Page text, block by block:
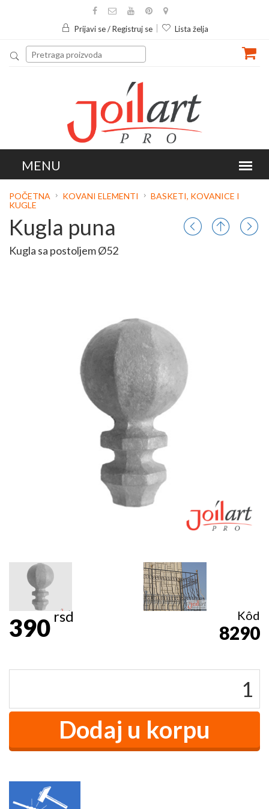
Prijavi se / Registruj se Lista želja
POČETNA KOVANI ELEMENTI
BASKETI, KOVANICE I
KUGLE
Kugla puna
Kugla sa postoljem Ø52
390rsd Kôd
8290